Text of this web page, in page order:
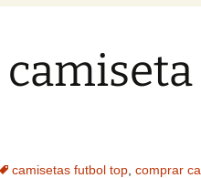
camisetas futbol top comprar